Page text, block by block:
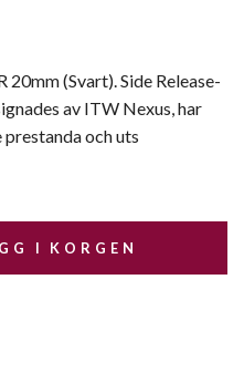
20mm (Svart). Side Release-
av ITW Nexus, har
och uts
I KORGEN